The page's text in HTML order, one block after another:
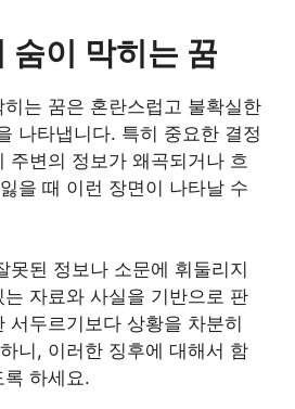
숨이 막히는 꿈
는 꿈은 혼란스럽고 불확실한
나타냅니다. 특히 중요한 결정
주변의 정보가 왜곡되거나 흐
을 때 이런 장면이 나타날 수
못된 정보나 소문에 휘둘리지
자료와 사실을 기반으로 판
서두르기보다 상황을 차분히
니, 이러한 징후에 대해서 함
하세요.